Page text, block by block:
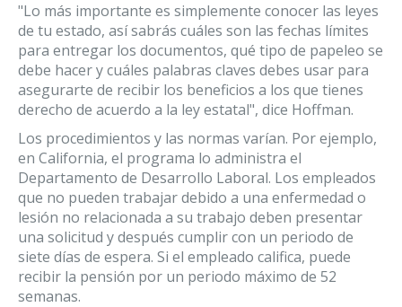
"Lo más importante es simplemente conocer las leyes
de tu estado, así sabrás cuáles son las fechas límites
para entregar los documentos, qué tipo de papeleo se
debe hacer y cuáles palabras claves debes usar para
asegurarte de recibir los beneficios a los que tienes
derecho de acuerdo a la ley estatal", dice Hoffman.
Los procedimientos y las normas varían. Por ejemplo,
en California, el programa lo administra el
Departamento de Desarrollo Laboral. Los empleados
que no pueden trabajar debido a una enfermedad o
lesión no relacionada a su trabajo deben presentar
una solicitud y después cumplir con un periodo de
siete días de espera. Si el empleado califica, puede
recibir la pensión por un periodo máximo de 52
semanas.